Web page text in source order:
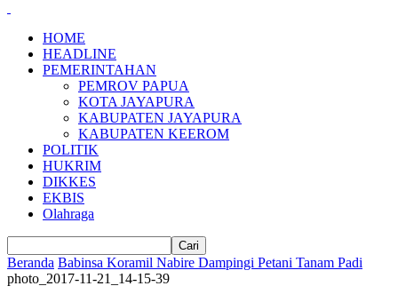
HOME
HEADLINE
PEMERINTAHAN
PEMROV PAPUA
KOTA JAYAPURA
KABUPATEN JAYAPURA
KABUPATEN KEEROM
POLITIK
HUKRIM
DIKKES
EKBIS
Olahraga
Beranda Babinsa Koramil Nabire Dampingi Petani Tanam Padi
photo_2017-11-21_14-15-39